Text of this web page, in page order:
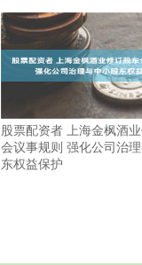
股票配资者 上海金枫酒
会议事规则 强化公司治
东权益保护